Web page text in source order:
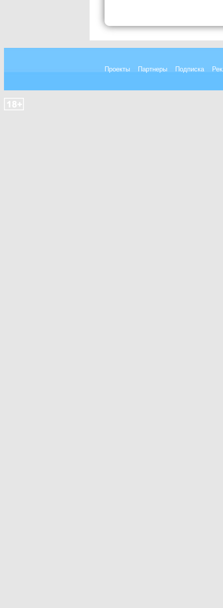
Проекты Партнеры Подписка